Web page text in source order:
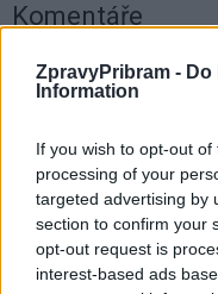
ZpravyPribram - Do
Information
If you wish to opt-out
processing of your
targeted advertising by
section to confirm your
opt-out request is
interest-based ads
Komentáře
TAGY dotace Jan
protialkoholní záchytná